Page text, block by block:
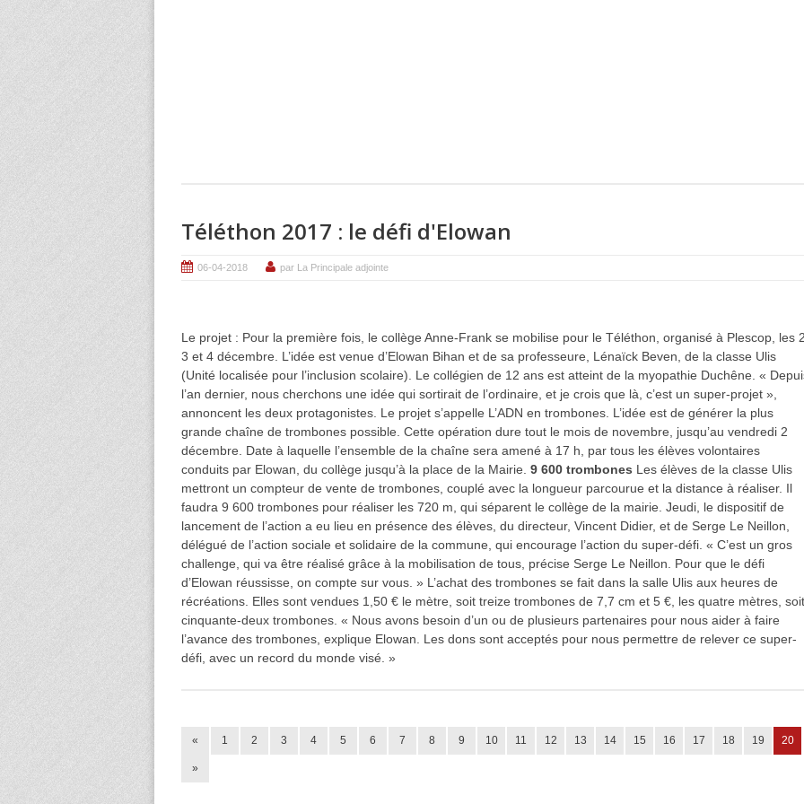
Téléthon 2017 : le défi d'Elowan
06-04-2018 par La Principale adjointe
Le projet : Pour la première fois, le collège Anne-Frank se mobilise pour le Téléthon, organisé à Plescop, les
3 et 4 décembre. L’idée est venue d’Elowan Bihan et de sa professeure, Lénaïck Beven, de la classe Ulis
(Unité localisée pour l’inclusion scolaire). Le collégien de 12 ans est atteint de la myopathie Duchêne. «
l’an dernier, nous cherchons une idée qui sortirait de l’ordinaire, et je crois que là, c’est un super-projet »,
annoncent les deux protagonistes. Le projet s’appelle L’ADN en trombones. L’idée est de générer la plus
grande chaîne de trombones possible. Cette opération dure tout le mois de novembre, jusqu’au vendredi 2
décembre. Date à laquelle l’ensemble de la chaîne sera amené à 17 h, par tous les élèves volontaires
conduits par Elowan, du collège jusqu’à la place de la Mairie. 9 600 trombones Les élèves de la classe Ulis
mettront un compteur de vente de trombones, couplé avec la longueur parcourue et la distance à réaliser. Il
faudra 9 600 trombones pour réaliser les 720 m, qui séparent le collège de la mairie. Jeudi, le dispositif de
lancement de l’action a eu lieu en présence des élèves, du directeur, Vincent Didier, et de Serge Le Neillon,
délégué de l’action sociale et solidaire de la commune, qui encourage l’action du super-défi. « C’est un gros
challenge, qui va être réalisé grâce à la mobilisation de tous, précise Serge Le Neillon. Pour que le défi
d’Elowan réussisse, on compte sur vous. » L’achat des trombones se fait dans la salle Ulis aux heures de
récréations. Elles sont vendues 1,50 € le mètre, soit treize trombones de 7,7 cm et 5 €, les quatre mètres, soit
cinquante-deux trombones. « Nous avons besoin d’un ou de plusieurs partenaires pour nous aider à faire
l’avance des trombones, explique Elowan. Les dons sont acceptés pour nous permettre de relever ce super-
défi, avec un record du monde visé. »
« 1 2 3 4 5 6 7 8 9 10 11 12 13 14 15 16 17 18 19 20
»